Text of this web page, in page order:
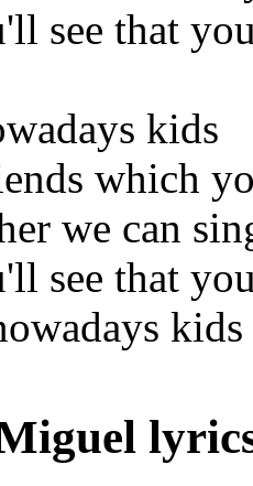
see that
kids
which
we can
see that
kids